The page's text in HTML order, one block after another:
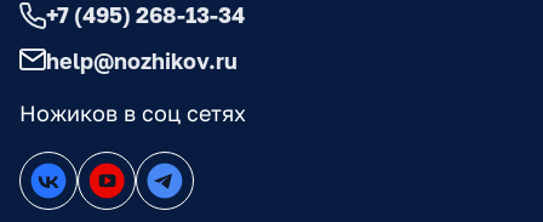
Ножиков в соц сетях
+7 (495) 268-13-34
help@nozhikov.ru